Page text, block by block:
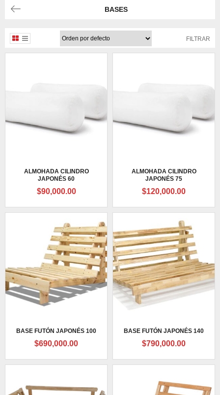
BASES
FILTRAR
ALMOHADA CILINDRO
JAPONÉS 60
$90,000.00
ALMOHADA CILINDRO
JAPONÉS 75
$120,000.00
BASE FUTÓN JAPONÉS 100
$690,000.00
BASE FUTÓN JAPONÉS 140
$790,000.00